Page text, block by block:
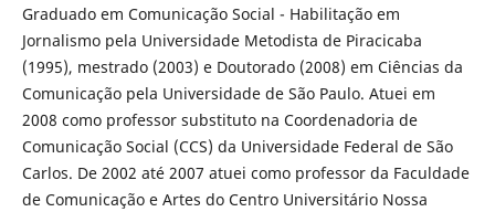
Graduado em Comunicação Social - Habilitação em
Jornalismo pela Universidade Metodista de Piracicaba
(1995), mestrado (2003) e Doutorado (2008) em Ciências da
Comunicação pela Universidade de São Paulo. Atuei em
2008 como professor substituto na Coordenadoria de
Comunicação Social (CCS) da Universidade Federal de São
Carlos. De 2002 até 2007 atuei como professor da Faculdade
de Comunicação e Artes do Centro Universitário Nossa